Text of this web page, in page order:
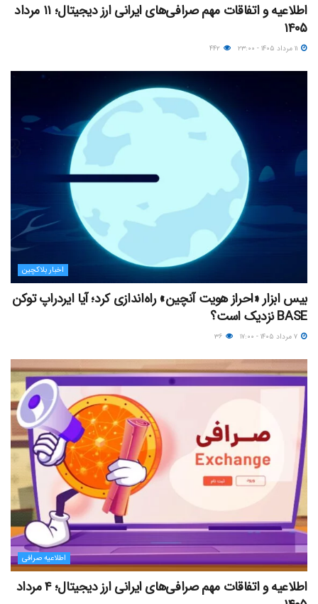
اطلاعیه و اتفاقات مهم صرافی‌های ایرانی ارز دیجیتال؛ ۱۱ مرداد
۱۴۰۵
اخبار بلاکچین
بیس ابزار «احراز هویت آنچین» راه‌اندازی کرد؛ آیا ایردراپ توکن
BASE نزدیک‌ است؟
اطلاعیه صرافی
اطلاعیه و اتفاقات مهم صرافی‌های ایرانی ارز دیجیتال؛ ۴ مرداد